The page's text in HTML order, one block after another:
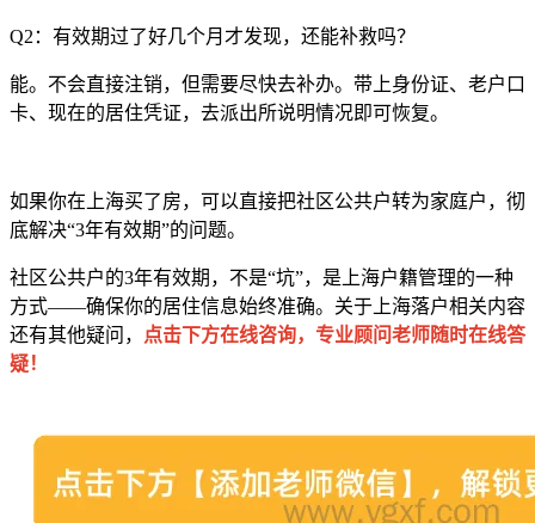
Q2：有效期过了好几个月才发现，还能补救吗？
能。不会直接注销，但需要尽快去补办。带上身份证、老户口
卡、现在的居住凭证，去派出所说明情况即可恢复。
如果你在上海买了房，可以直接把社区公共户转为家庭户，彻
底解决“3年有效期”的问题。
社区公共户的3年有效期，不是“坑”，是上海户籍管理的一种
方式——确保你的居住信息始终准确。关于上海落户相关内容
还有其他疑问，
点击下方在线咨询，专业顾问老师随时在线答
疑！